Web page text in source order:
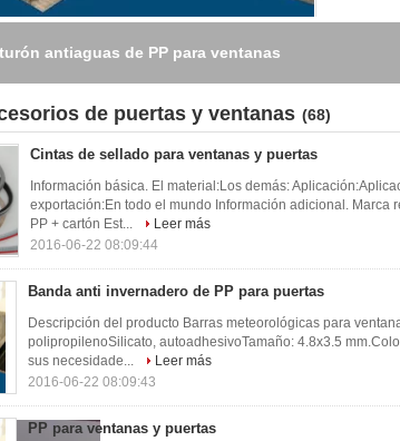
de agua resistente a la silicona de PP
de puertas y ventanas (68)
Cintas de sellado para ventanas y puertas
Información básica. El material:Los demás:
exportación:En todo el mundo Información adicional. Marca
PP + cartón Est...
Leer más
2016-06-22 08:09:44
Banda anti invernadero de PP para puertas
Descripción del producto Barras meteorológicas para
polipropilenoSilicato, autoadhesivoTamaño: 4.8x3.5
sus necesidade...
Leer más
2016-06-22 08:09:43
PP para ventanas y puertas